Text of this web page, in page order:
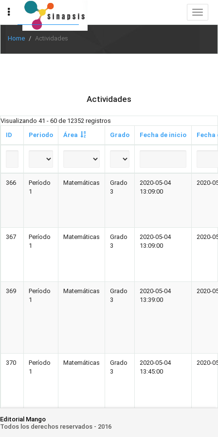
Toggle
Home Actividades
Actividades
Visualizando 41 - 60 de 12352 registros
ID
Periodo Área Grado Fecha de inicio
366
Período
1
Matemáticas
Grado
3
2020-05-04
13:09:00
2020-
367
Período
1
Matemáticas
Grado
3
2020-05-04
13:09:00
2020-
369
Período
1
Matemáticas
Grado
3
2020-05-04
13:39:00
2020-
370
Período
1
Matemáticas
Grado
3
2020-05-04
13:45:00
2020-
Editorial Mango
Todos los derechos reservados - 2016